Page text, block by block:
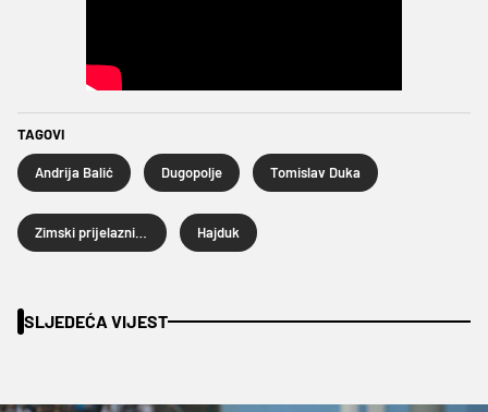
TAGOVI
Andrija Balić Dugopolje Tomislav Duka
Hajduk
SLJEDEĆA VIJEST